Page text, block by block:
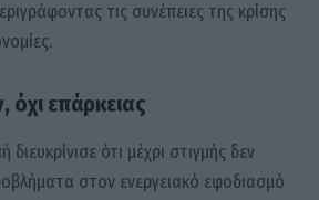
τις συνέπειες της κρίσης
επάρκειας
ότι μέχρι στιγμής δεν
στον ενεργειακό εφοδιασμό